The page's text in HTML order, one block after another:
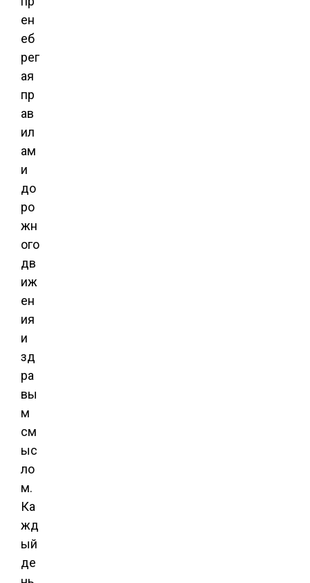
ен
еб
рег
ая
пр
ав
ил
ам
и
до
ро
жн
ого
дв
иж
ен
ия
и
зд
ра
вы
м
см
ыс
ло
м.
Ка
жд
ый
де